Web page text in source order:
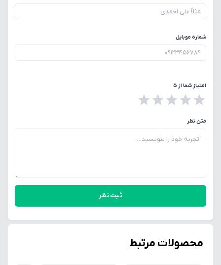
شماره موبایل
امتیاز شما از ۵
متن نظر
ثبت نظر
محصولات مرتبط